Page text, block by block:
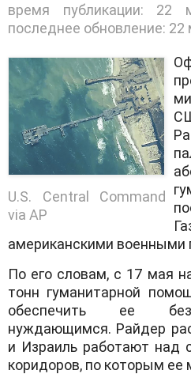
время публикации:
последнее обновление: 22
U.S. Central Command
via AP
американскими военными
По его словам, с 17 мая
тонн гуманитарной
обеспечить ее
нуждающимся. Райдер
и Израиль работают над
коридоров, по которым ее